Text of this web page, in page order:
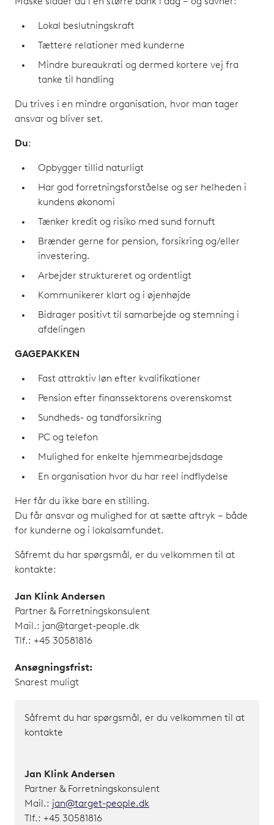
Lokal beslutningskraft
Tættere relationer med kunderne
Mindre bureaukrati og dermed kortere vej fra
tanke til handling
Du trives i en mindre organisation, hvor man tager
ansvar og bliver set.
Du:
Opbygger tillid naturligt
Har god forretningsforståelse og ser helheden i
kundens økonomi
Tænker kredit og risiko med sund fornuft
Brænder gerne for pension, forsikring og/eller
investering.
Arbejder struktureret og ordentligt
Kommunikerer klart og i øjenhøjde
Bidrager positivt til samarbejde og stemning i
afdelingen
GAGEPAKKEN
Fast attraktiv løn efter kvalifikationer
Pension efter finanssektorens overenskomst
Sundheds- og tandforsikring
PC og telefon
Mulighed for enkelte hjemmearbejdsdage
En organisation hvor du har reel indflydelse
Her får du ikke bare en stilling.
Du får ansvar og mulighed for at sætte aftryk – både
for kunderne og i lokalsamfundet.
Såfremt du har spørgsmål, er du velkommen til at
kontakte:
Jan Klink Andersen
Partner & Forretningskonsulent
Mail.: jan@target-people.dk
Tlf.: +45 30581816
Ansøgningsfrist:
Snarest muligt
Såfremt du har spørgsmål, er du velkommen til at
kontakte
Jan Klink Andersen
Partner & Forretningskonsulent
Mail.: jan@target-people.dk
Tlf.: +45 30581816